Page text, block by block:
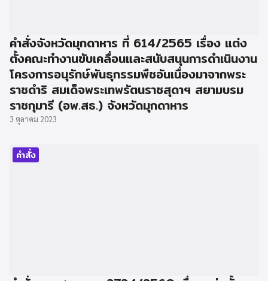
คำสั่งจังหวัดมุกดาหาร ที่ 614/2565 เรื่อง แต่ง
ตั้งคณะทำงานขับเคลื่อนและสนับสนุนการดำเนินงาน
โครงการอนุรักษ์พันธุกรรมพืชอันเนื่องมาจากพระ
ราชดำริ สมเด็จพระเทพรัตนราชสุดาฯ สยามบรม
ราชกุมารี (อพ.สธ.) จังหวัดมุกดาหาร
3 ตุลาคม 2023
คำสั่ง